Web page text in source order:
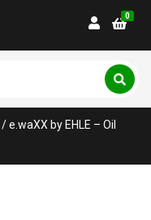
S
Login
0
/e.waXX by EHLE – Oil